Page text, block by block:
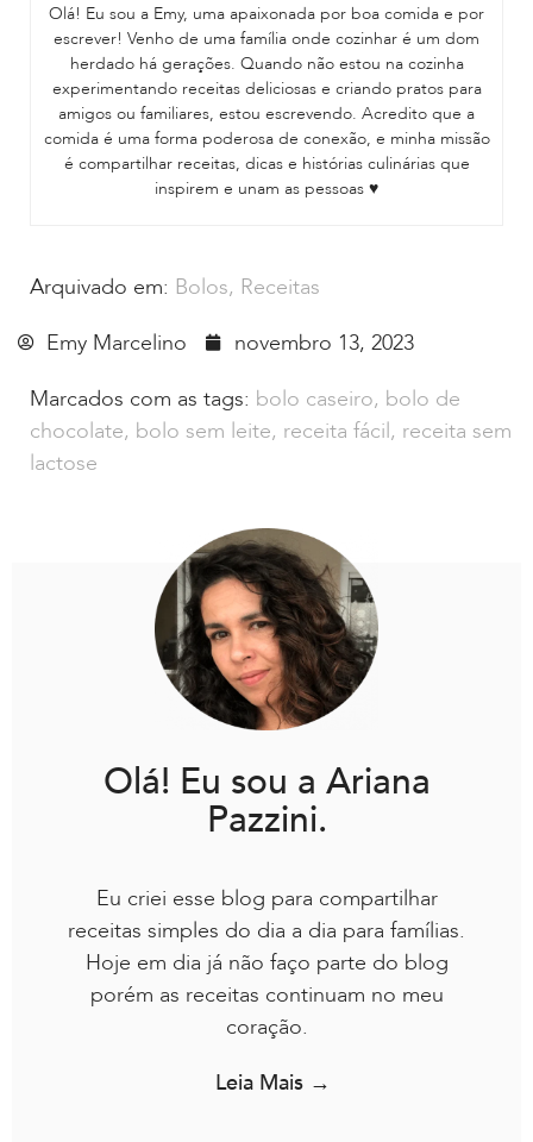
Olá! Eu sou a Emy, uma apaixonada por boa comida e por
escrever! Venho de uma família onde cozinhar é um dom
herdado há gerações. Quando não estou na cozinha
experimentando receitas deliciosas e criando pratos para
amigos ou familiares, estou escrevendo. Acredito que a
comida é uma forma poderosa de conexão, e minha missão
é compartilhar receitas, dicas e histórias culinárias que
inspirem e unam as pessoas ♥
Arquivado em: Bolos, Receitas
Emy Marcelino
novembro 13, 2023
Marcados com as tags: bolo caseiro, bolo de
chocolate, bolo sem leite, receita fácil, receita sem
lactose
Olá! Eu sou a Ariana
Pazzini.
Eu criei esse blog para compartilhar
receitas simples do dia a dia para famílias.
Hoje em dia já não faço parte do blog
porém as receitas continuam no meu
coração.
Leia Mais →